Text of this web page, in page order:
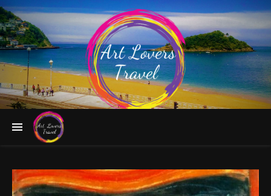
Follow the Greatest Artists to Fascinating Destinations